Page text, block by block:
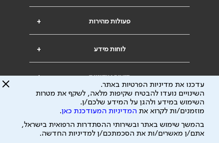
+ פעולות מהירות
+ לוחות מידע
+ תנאים ומדיניות
עדכנו את מדיניות הפרטיות באתר.
השינויים נועדו להבטיח שקיפות מלאה, לשקף את מטרות
השימוש במידע ולהגן על המידע שלכם/ן.
מוזמנים/ות לקרוא את המדיניות המעודכנת כאן.
בהמשך שימוש באתר ובשירותי ההסתדרות הרפואית בישראל,
אתם/ן מאשרים/ות את הסכמתכם/ן למדיניות החדשה.